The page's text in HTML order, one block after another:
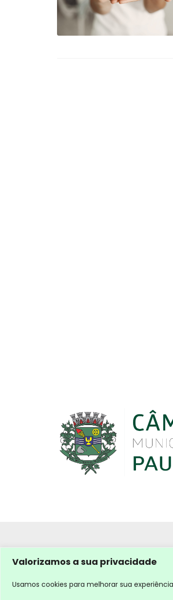
Valorizamos a sua privacidade
Usamos cookies para melhorar sua